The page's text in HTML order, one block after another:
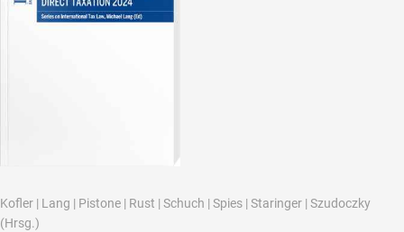
Kofler | Lang | Pistone | Rust | Schuch | Spies | Staringer | Szudoczky
(Hrsg.)